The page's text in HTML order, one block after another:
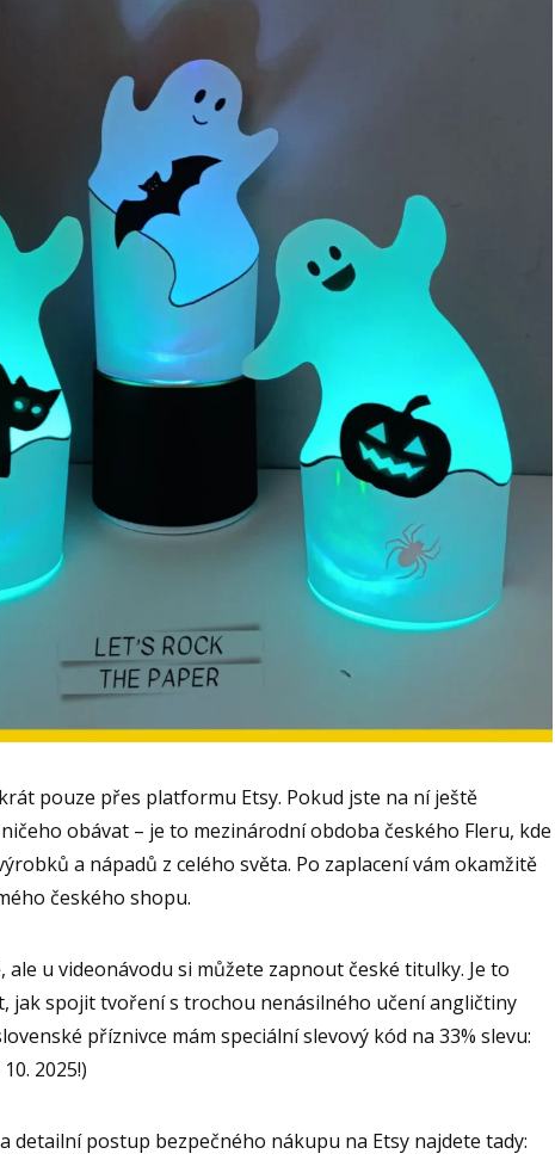
pouze přes platformu Etsy. Pokud jste na ní ještě
obávat – je to mezinárodní obdoba českého Fleru, kde
a nápadů z celého světa. Po zaplacení vám okamžitě
českého shopu.
ale u videonávodu si můžete zapnout české titulky. Je to
jak spojit tvoření s trochou nenásilného učení angličtiny
příznivce mám speciální slevový kód na 33% slevu:
2025!)
detailní postup bezpečného nákupu na Etsy najdete tady: